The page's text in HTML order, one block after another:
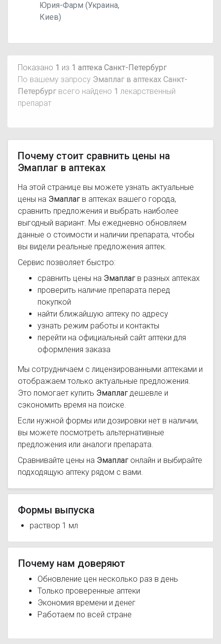
Юрия-Фарм (Украина,
Киев)
Показано 1 из 1 аптека Санкт-Петербург
По вашему запросу Эмаплаг в аптеках Санкт-
Петербург всего найдено 1 лекарственный
препарат
Почему стоит сравнить цены на
Эмаплаг в аптеках
На этой странице вы можете узнать актуальные
цены на Эмаплаг в аптеках вашего города,
сравнить предложения и выбрать наиболее
выгодный вариант. Мы ежедневно обновляем
данные о стоимости и наличии препарата, чтобы
вы видели реальные предложения аптек.
Сервис позволяет быстро:
сравнить цены на Эмаплаг в разных аптеках
проверить наличие препарата перед
покупкой
найти ближайшую аптеку по адресу
узнать режим работы и контакты
перейти на официальный сайт аптеки для
оформления заказа
Мы сотрудничаем с лицензированными аптеками и
отображаем только актуальные предложения.
Это помогает купить Эмаплаг дешевле и
сэкономить время на поиске.
Если нужной формы или дозировки нет в наличии,
вы можете посмотреть альтернативные
предложения или аналоги препарата.
Сравнивайте цены на Эмаплаг онлайн и выбирайте
подходящую аптеку рядом с вами.
Формы выпуска
раствор 1 мл
Почему нам доверяют
Обновление цен несколько раз в день
Только проверенные аптеки
Экономия времени и денег
Работаем по всей стране